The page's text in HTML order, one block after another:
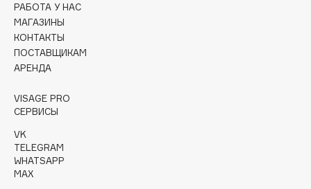
Dr.Althea
Dr.Ceuracle
Dr.Jart+
DSD de Luxe
Dyson
E
Eat My
РАБОТА У НАС
МАГАЗИНЫ
КОНТАКТЫ
ПОСТАВЩИКАМ
АРЕНДА
VISAGE PRO
СЕРВИСЫ
VK
TELEGRAM
WHATSAPP
MAX